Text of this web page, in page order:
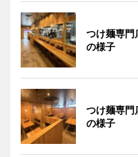
つけ麺専門
の様子
つけ麺専門
の様子